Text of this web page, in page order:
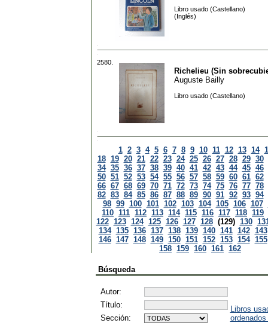
Libro usado (Castellano)
(Inglés)
2580.
Richelieu (Sin
Auguste Bailly
Libro usado (Castellano)
1 2 3 4 5 6 7 8 9 10 11 12 13 14
18 19 20 21 22 23 24 25 26 27 28 29 30
34 35 36 37 38 39 40 41 42 43 44 45 46
50 51 52 53 54 55 56 57 58 59 60 61 62
66 67 68 69 70 71 72 73 74 75 76 77 78
82 83 84 85 86 87 88 89 90 91 92 93 94
98 99 100 101 102 103 104 105 106 107
110 111 112 113 114 115 116 117 118 119
122 123 124 125 126 127 128 (129) 130
134 135 136 137 138 139 140 141 142 143
146 147 148 149 150 151 152 153 154 155
158 159 160 161 162
Búsqueda
Autor:
Título:
Sección:
Libros